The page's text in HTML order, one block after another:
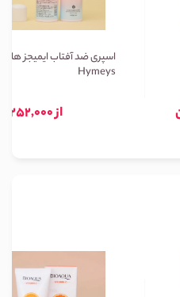
اسپری ضد آفتاب ایمیجز
Hymeys
از 252,000 تومان